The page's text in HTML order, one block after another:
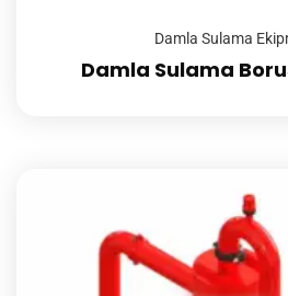
Damla Sulama
Damla Sulama